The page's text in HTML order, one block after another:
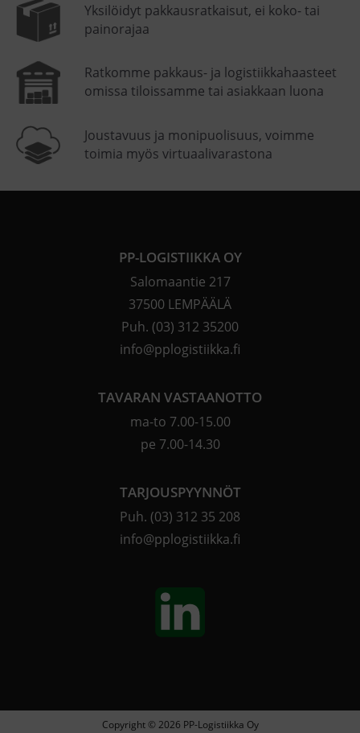
Yksilöidyt pakkausratkaisut, ei koko- tai
painorajaa
Ratkomme pakkaus- ja logistiikkahaasteet
omissa tiloissamme tai asiakkaan luona
Joustavuus ja monipuolisuus, voimme
toimia myös virtuaalivarastona
PP-LOGISTIIKKA OY
Salomaantie 217
37500 LEMPÄÄLÄ
Puh. (03) 312 35200
info@pplogistiikka.fi
TAVARAN VASTAANOTTO
ma-to 7.00-15.00
pe 7.00-14.30
TARJOUSPYYNNÖT
Puh. (03) 312 35 208
info@pplogistiikka.fi
Copyright © 2026 PP-Logistiikka Oy